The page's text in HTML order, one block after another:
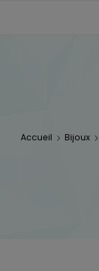
Accueil Bijoux